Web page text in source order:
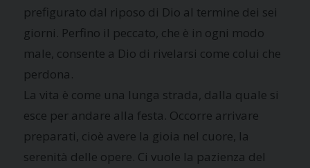
prefigurato dal riposo di Dio al termine dei sei
giorni. Perfino il peccato, che è in ogni modo
male, consente a Dio di rivelarsi come colui che
perdona.
La vita è come una lunga strada, dalla quale si
esce per andare alla festa. Occorre arrivare
preparati, cioè avere la gioia nel cuore, la
serenità delle opere. Ci vuole la pazienza del